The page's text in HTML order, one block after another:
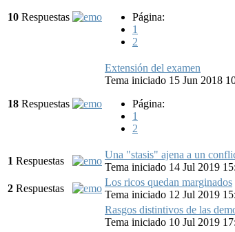
10 Respuestas
Página:
1
2
18 Respuestas
Extensión del examen
Tema iniciado 15 Jun 2018
Página:
1
2
1 Respuestas
Una "stasis" ajena a un
Tema iniciado 14 Jul 2019
2 Respuestas
Los ricos quedan marginados
Tema iniciado 12 Jul 2019
Rasgos distintivos de las
Tema iniciado 10 Jul 2019